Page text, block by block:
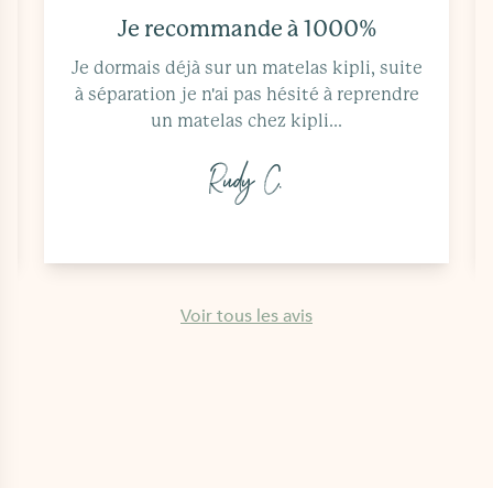
Je recommande à 1000%
Je dormais déjà sur un matelas kipli, suite
à séparation je n'ai pas hésité à reprendre
un matelas chez kipli...
Rudy C.
Voir tous les avis